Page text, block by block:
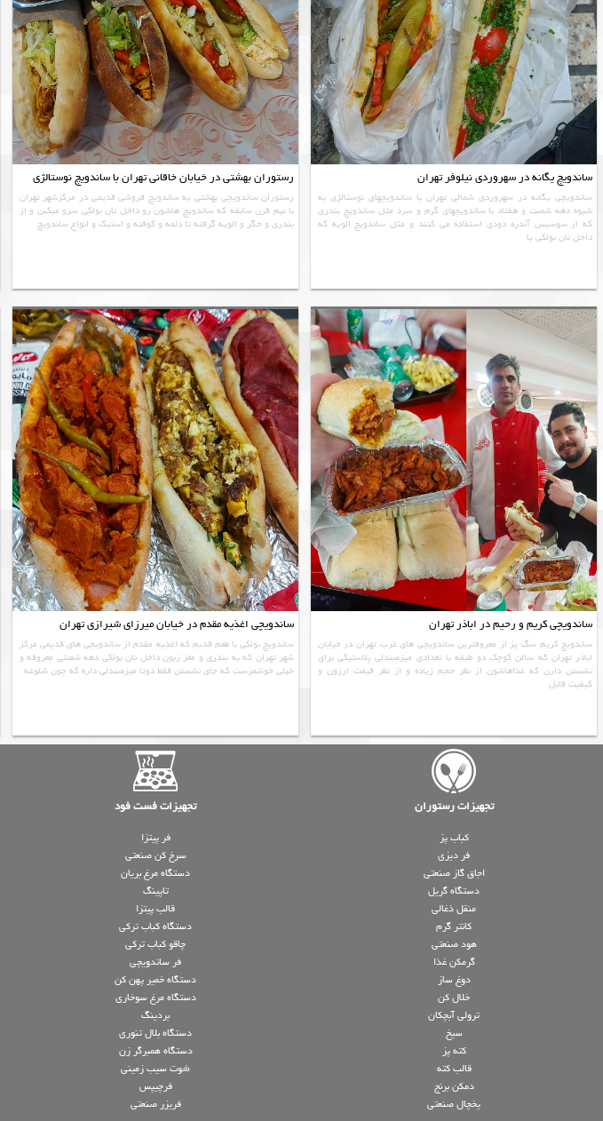
ساندویچ یگانه در سهروردی نیلوفر تهران
ساندویچی یگانه در سهروردی شمالی تهران با ساندويچهاي نوستالژی به
شیوه دهه شصت و هفتاد با ساندویچهای گرم و سرد مثل ساندویچ بندری
که از سوسیس آندره دودی استفاده می کنند و مثل ساندویچ الویه که
داخل نان بولکی یا
رستوران بهشتی در خیابان خاقانی تهران با ساندویچ نوستالژی
رستوران ساندویچی بهشتی یه ساندویچ فروشی قدیمی در مرکزشهر تهران
با نیم قرن سابقه که ساندویچ هاشون رو داخل نان بولکی سرو میکنن و از
بندری و جگر و الویه گرفته تا دلمه و کوفته و استیک و انواع ساندویچ
ساندویچی کریم و رحیم در اباذر تهران
ساندویچ کریم سگ پز از معروفترین ساندویچی های غرب تهران در خیابان
اباذر تهران که سالن کوچک دو طبقه با تعدادی میزصندلی پلاستیکی برای
نشستن دارن که غذاهاشون از نظر حجم زیاده و از نظر قیمت ارزون و
کیفیت قابل
ساندویچی اغذیه مقدم در خیابان میرزای شیرازی تهران
ساندویچ بولکی با طعم قدیم که اغذیه مقدم از ساندویچی های قدیمی مرکز
شهر تهران که به بندری و مغز زبون داخل نان بولکی دهه شصتی معروفه و
خیلی خوشمزست که جای نشستن فقط دوتا میزصندلی داره که چون شلوغه
تجهیزات رستوران تجهیزات فست فود
کباب پز
فر دیزی
اجاق گاز صنعتی
دستگاه گریل
منقل ذغالی
کانتر گرم
هود صنعتی
گرمکن غذا
دوغ ساز
خلال کن
ترولی آبچکان
سیخ
کته پز
قالب کته
دمکن برنج
یخچال صنعتی
فر پیتزا
سرخ کن صنعتی
دستگاه مرغ بریان
تاپینگ
قالب پیتزا
دستگاه کباب ترکی
چاقو کباب ترکی
فر ساندویچی
دستگاه خمیر پهن کن
دستگاه مرغ سوخاری
بردینگ
دستگاه بلال تنوری
دستگاه همبرگر زن
شوت سیب زمینی
فرچیپس
فریزر صنعتی